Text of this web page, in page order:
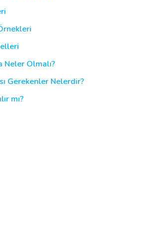
Neler Olmalı?
Gerekenler Nelerdir?
mı?